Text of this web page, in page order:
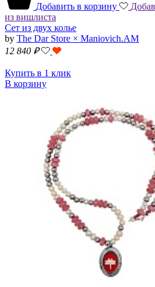
Добавить в корзину
из вишлиста
Сет из двух колье
by The Dar Store × Maniovich.AM
12 840 ₽
Купить в 1 клик
В корзину